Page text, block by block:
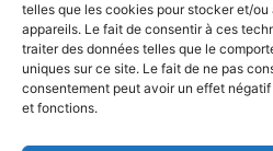
telles que les cookies pour stocker et/
appareils. Le fait de consentir à ces
traiter des données telles que le
uniques sur ce site. Le fait de ne pas
consentement peut avoir un effet
et fonctions.
Mon compte
Nous contacter
Mode paiement
Nos services
Politique de confidentialité